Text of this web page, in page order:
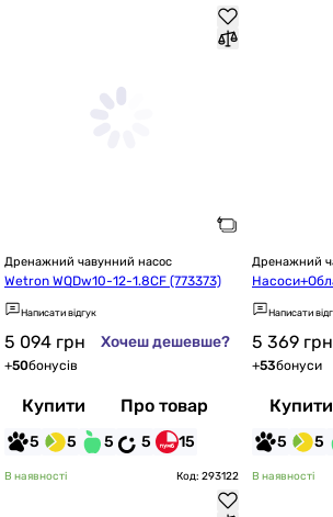
Дренажний чавунний насос
Wetron WQDw10-12-1.8CF (773373)
Написати відгук
5 094 грн Хочеш дешевше?
+50бонусів
Купити Про товар
5 5 5 5 15
Дренажний
Написати
5 369 грн
+53бонуси
Купити
5 5
В наявності Код: 293122 В наявності